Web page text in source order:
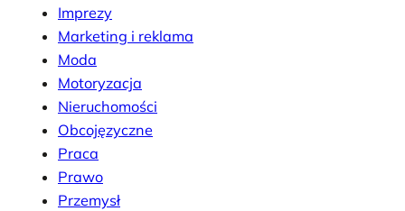
Imprezy
Marketing i reklama
Moda
Motoryzacja
Nieruchomości
Obcojęzyczne
Praca
Prawo
Przemysł